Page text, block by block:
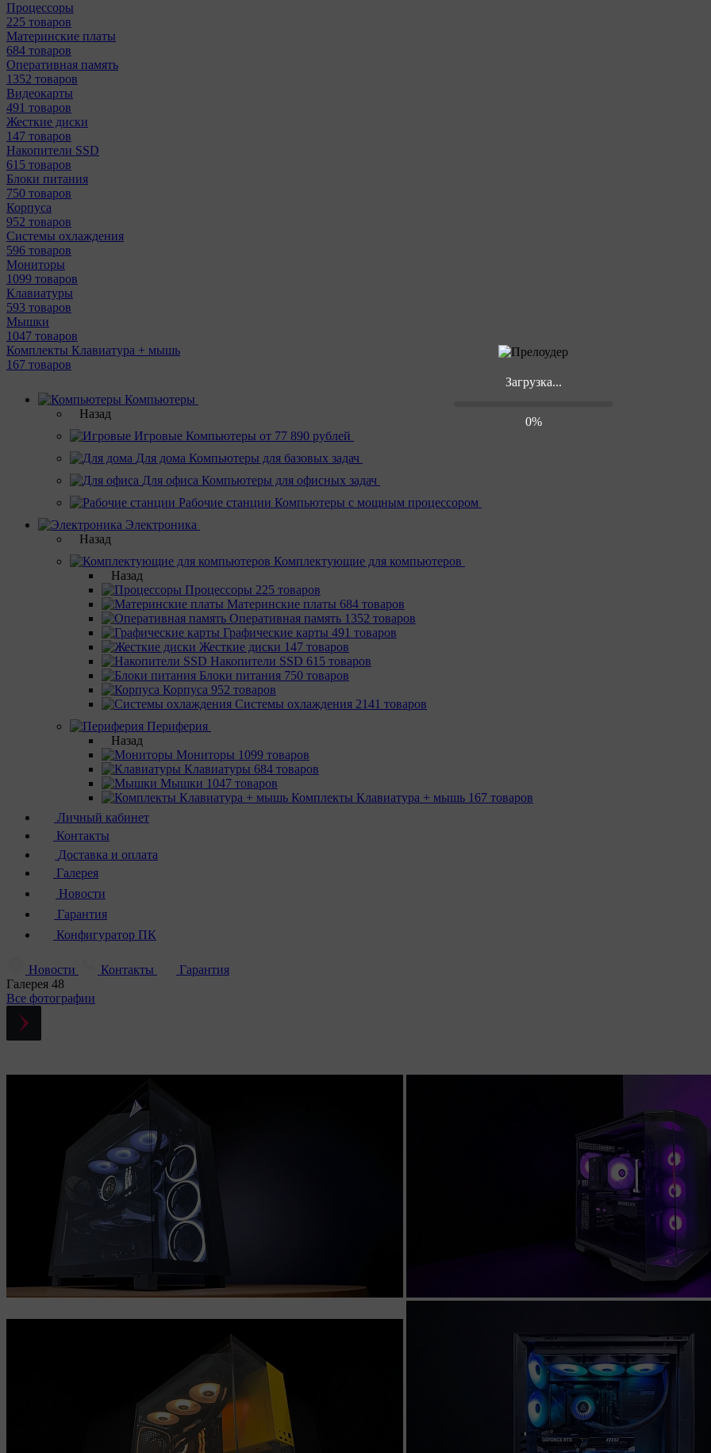
Загрузка...
0%
Процессоры
225 товаров
Материнcкие платы
684 товаров
Оперативная память
1352 товаров
Видеокарты
491 товаров
Жесткие диски
147 товаров
Накопители SSD
615 товаров
Блоки питания
750 товаров
Корпуса
952 товаров
Системы охлаждения
596 товаров
Мониторы
1099 товаров
Клавиатуры
593 товаров
Мышки
1047 товаров
Комплекты Клавиатура + мышь
167 товаров
Компьютеры
Назад
Игровые Компьютеры от 77 890 рублей
Для дома Компьютеры для базовых задач
Для офиса Компьютеры для офисных задач
Рабочие станции Компьютеры с мощным процессором
Электроника
Назад
Комплектующие для компьютеров
Назад
Процессоры 225 товаров
Материнcкие платы 684 товаров
Оперативная память 1352 товаров
Графические карты 491 товаров
Жесткие диски 147 товаров
Накопители SSD 615 товаров
Блоки питания 750 товаров
Корпуса 952 товаров
Системы охлаждения 2141 товаров
Периферия
Назад
Мониторы 1099 товаров
Клавиатуры 684 товаров
Мышки 1047 товаров
Комплекты Клавиатура + мышь 167 товаров
Личный кабинет
Контакты
Доставка и оплата
Галерея
Новости
Гарантия
Конфигуратор ПК
Новости Контакты
Гарантия
Галерея 48
Все фотографии